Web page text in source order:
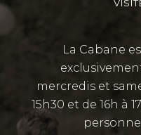
La Cabane
mercredis et
15h30 et de 16h à
personne